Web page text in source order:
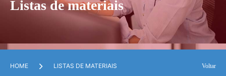
Listas de materiais
HOME LISTAS DE MATERIAIS Voltar